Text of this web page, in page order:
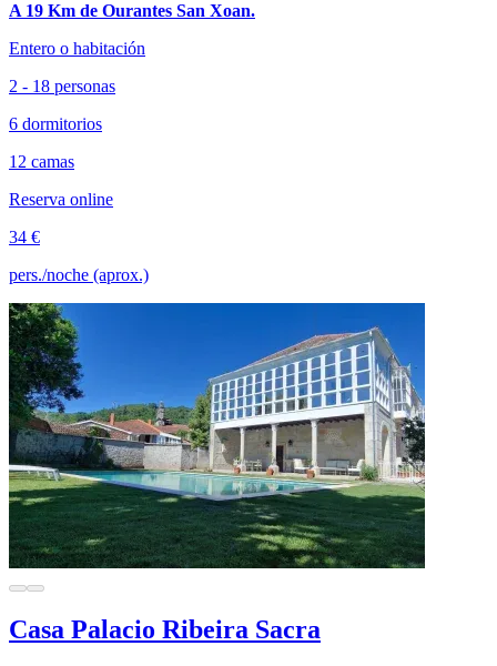
A 19 Km de Ourantes San Xoan.
Entero o habitación
2 - 18 personas
6 dormitorios
12 camas
Reserva online
34 €
pers./noche (aprox.)
Casa Palacio Ribeira Sacra